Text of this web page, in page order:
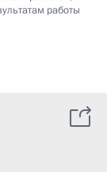
работы